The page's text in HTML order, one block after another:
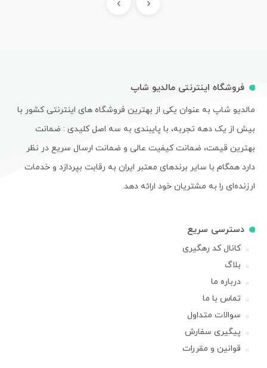
فروشگاه اینترنتی مالدیو شاپ
مالدیو شاپ به عنوان یکی از بهترین فروشگاه های اینترنتی کشور با
بیش از یک دهه تجربه، با پایبندی به سه اصل کلیدی : ضمانت
بهترین قیمت، ضمانت کیفیت عالی و ضمانت ارسال سریع در نظر
دارد همگام با سایر برندهای معتبر ایران به رقابت بپردازد و خدمات
ارزنده‌ای را به مشتریان خود ارائه دهد.
دسترسی سریع
کانال کد رهگیری
بلاگ
درباره ما
تماس با ما
سوالات متداول
پیگیری سفارش
قوانین و مقررات